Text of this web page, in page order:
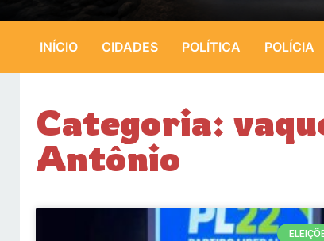
INÍCIO CIDADES POLÍTICA POLÍCIA
Categoria:
Antônio